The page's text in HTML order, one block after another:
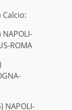
ROMA
NAPOLI-